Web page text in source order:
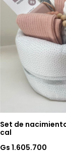
Set de
cal
Gs 1.605.700